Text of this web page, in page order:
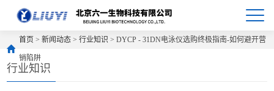
首页 >新闻动态 >行业知识 > DYCP - 31DN电泳仪选购终极指南-如何避开营
销陷阱
行业知识